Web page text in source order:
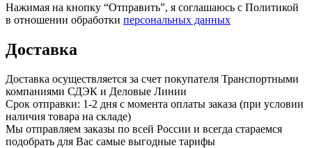
Нажимая на кнопку “Отправить”, я соглашаюсь с Политикой
в отношении обработки персональных данных
Доставка
Доставка осуществляется за счет покупателя Транспортными
компаниями СДЭК и Деловые Линии
Срок отправки: 1-2 дня с момента оплаты заказа (при условии
наличия товара на складе)
Мы отправляем заказы по всей России и всегда стараемся
подобрать для Вас самые выгодные тарифы